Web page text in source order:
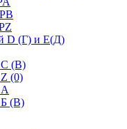
D (Г) и Е(Д)
(В)
(0)
(B)